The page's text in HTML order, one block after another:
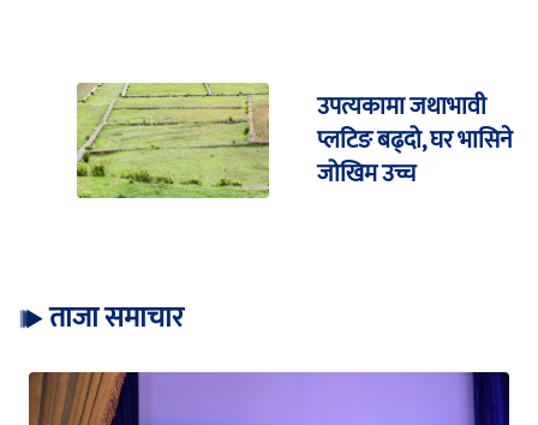
उपत्यकामा जथाभावी
प्लटिङ बढ्दो, घर भासिने
जोखिम उच्च
ताजा समाचार